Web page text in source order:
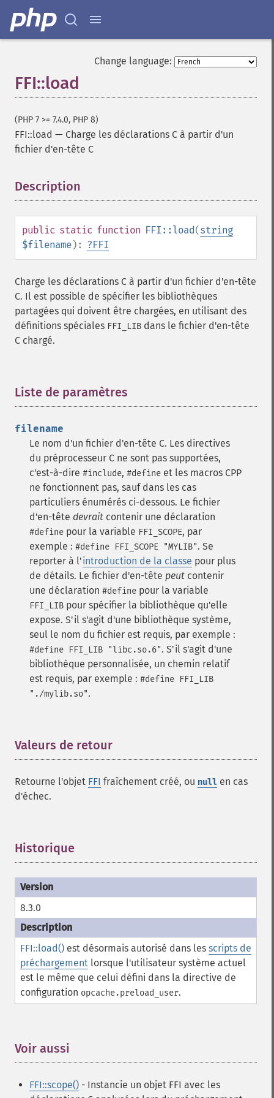
Change language:
FFI::load
(PHP 7 >= 7.4.0, PHP 8)
FFI::load — Charge les déclarations C à partir d'un
fichier d'en-tête C
Description
public static function FFI::load(string
$filename): ?FFI
Charge les déclarations C à partir d'un fichier d'en-tête
C. Il est possible de spécifier les bibliothèques
partagées qui doivent être chargées, en utilisant des
définitions spéciales FFI_LIB dans le fichier d'en-tête
C chargé.
Liste de paramètres
filename
Le nom d'un fichier d'en-tête C. Les directives
du préprocesseur C ne sont pas supportées,
c'est-à-dire #include, #define et les macros CPP
ne fonctionnent pas, sauf dans les cas
particuliers énumérés ci-dessous. Le fichier
d'en-tête devrait contenir une déclaration
#define pour la variable FFI_SCOPE, par
exemple : #define FFI_SCOPE "MYLIB". Se
reporter à l'introduction de la classe pour plus
de détails. Le fichier d'en-tête peut contenir
une déclaration #define pour la variable
FFI_LIB pour spécifier la bibliothèque qu'elle
expose. S'il s'agit d'une bibliothèque système,
seul le nom du fichier est requis, par exemple :
#define FFI_LIB "libc.so.6". S'il s'agit d'une
bibliothèque personnalisée, un chemin relatif
est requis, par exemple : #define FFI_LIB
"./mylib.so".
Valeurs de retour
Retourne l'objet FFI fraîchement créé, ou null en cas
d'échec.
Historique
8.3.0
FFI::load() est désormais autorisé dans les scripts de
préchargement lorsque l'utilisateur système actuel
est le même que celui défini dans la directive de
configuration opcache.preload_user.
Voir aussi
FFI::scope() - Instancie un objet FFI avec les